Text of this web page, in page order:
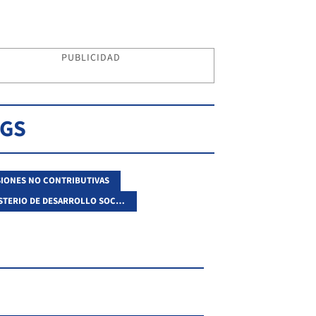
PUBLICIDAD
NO CONTRIBUTIVAS
MINISTERIO DE DESARROLLO SOCIAL